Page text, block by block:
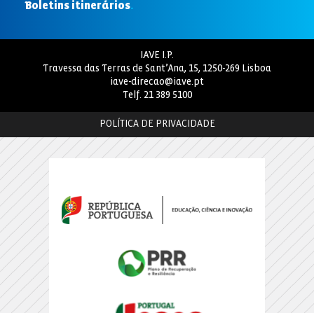
Boletins itinerários.
IAVE I.P.
Travessa das Terras de Sant’Ana, 15, 1250-269 Lisboa
iave-direcao@iave.pt
Telf. 21 389 5100
POLÍTICA DE PRIVACIDADE